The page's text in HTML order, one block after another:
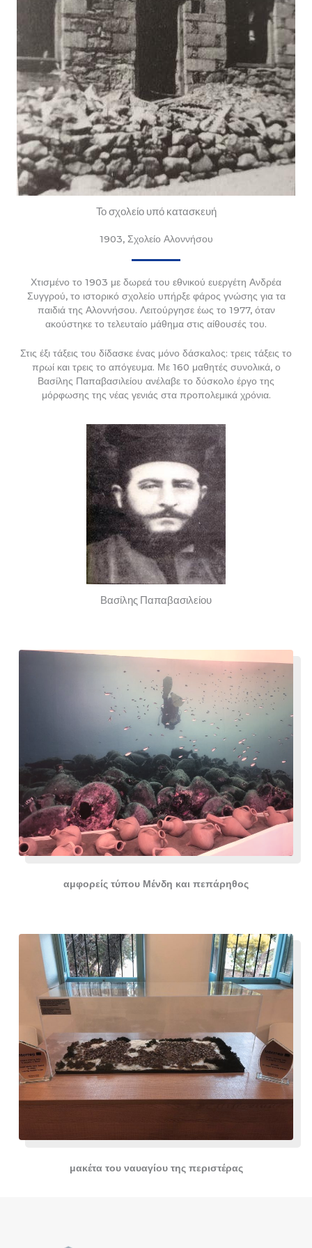
Το σχολείο υπό κατασκευή
1903, Σχολείο Αλοννήσου
Χτισμένο το 1903 με δωρεά του εθνικού ευεργέτη Ανδρέα
Συγγρού, το ιστορικό σχολείο υπήρξε φάρος γνώσης για τα
παιδιά της Αλοννήσου. Λειτούργησε έως το 1977, όταν
ακούστηκε το τελευταίο μάθημα στις αίθουσές του.
Στις έξι τάξεις του δίδασκε ένας μόνο δάσκαλος: τρεις τάξεις το
πρωί και τρεις το απόγευμα. Με 160 μαθητές συνολικά, ο
Βασίλης Παπαβασιλείου ανέλαβε το δύσκολο έργο της
μόρφωσης της νέας γενιάς στα προπολεμικά χρόνια.
Βασίλης Παπαβασιλείου
αμφορείς τύπου Μένδη και πεπάρηθος
μακέτα του ναυαγίου της περιστέρας